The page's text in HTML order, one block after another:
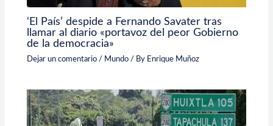
‘El País’ despide a Fernando Savater tras
llamar al diario «portavoz del peor Gobierno
de la democracia»
Dejar un comentario / Mundo / By Enrique Muñoz